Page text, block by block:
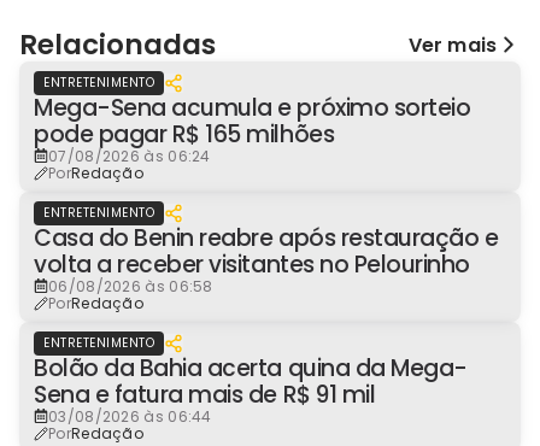
Relacionadas Ver mais
ENTRETENIMENTO
Mega-Sena acumula e próximo sorteio
pode pagar R$ 165 milhões
07/08/2026 às 06:24
PorRedação
ENTRETENIMENTO
Casa do Benin reabre após restauração e
volta a receber visitantes no Pelourinho
06/08/2026 às 06:58
PorRedação
ENTRETENIMENTO
Bolão da Bahia acerta quina da Mega-
Sena e fatura mais de R$ 91 mil
03/08/2026 às 06:44
PorRedação